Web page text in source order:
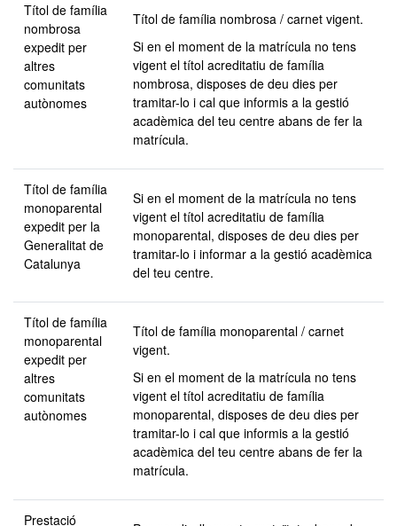
Títol de família
nombrosa
expedit per
altres
comunitats
autònomes
Títol de família nombrosa / carnet vigent.
Si en el moment de la matrícula no tens
vigent el títol acreditatiu de família
nombrosa, disposes de deu dies per
tramitar-lo i cal que informis a la gestió
acadèmica del teu centre abans de fer la
matrícula.
Títol de família
monoparental
expedit per la
Generalitat de
Catalunya
Si en el moment de la matrícula no tens
vigent el títol acreditatiu de família
monoparental, disposes de deu dies per
tramitar-lo i informar a la gestió acadèmica
del teu centre.
Títol de família
monoparental
expedit per
altres
comunitats
autònomes
Títol de família monoparental / carnet
vigent.
Si en el moment de la matrícula no tens
vigent el títol acreditatiu de família
monoparental, disposes de deu dies per
tramitar-lo i cal que informis a la gestió
acadèmica del teu centre abans de fer la
matrícula.
Prestació